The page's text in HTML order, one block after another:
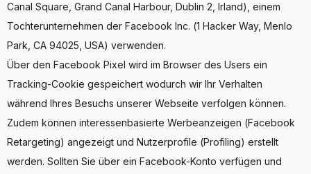
Canal Square, Grand Canal Harbour, Dublin 2, Irland), einem
Tochterunternehmen der Facebook Inc. (1 Hacker Way, Menlo
Park, CA 94025, USA) verwenden.
Über den Facebook Pixel wird im Browser des Users ein
Tracking-Cookie gespeichert wodurch wir Ihr Verhalten
während Ihres Besuchs unserer Webseite verfolgen können.
Zudem können interessenbasierte Werbeanzeigen (Facebook
Retargeting) angezeigt und Nutzerprofile (Profiling) erstellt
werden. Sollten Sie über ein Facebook-Konto verfügen und